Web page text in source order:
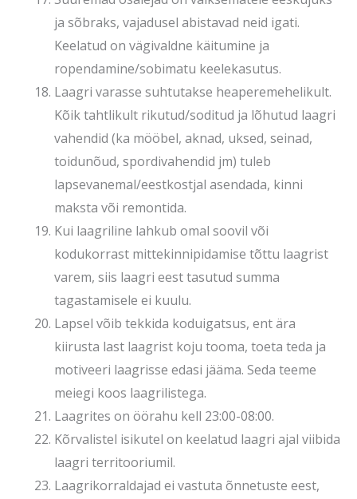
ja sõbraks, vajadusel abistavad neid igati.
Keelatud on vägivaldne käitumine ja
ropendamine/sobimatu keelekasutus.
Laagri varasse suhtutakse heaperemehelikult.
Kõik tahtlikult rikutud/soditud ja lõhutud laagri
vahendid (ka mööbel, aknad, uksed, seinad,
toidunõud, spordivahendid jm) tuleb
lapsevanemal/eestkostjal asendada, kinni
maksta või remontida.
Kui laagriline lahkub omal soovil või
kodukorrast mittekinnipidamise tõttu laagrist
varem, siis laagri eest tasutud summa
tagastamisele ei kuulu.
Lapsel võib tekkida koduigatsus, ent ära
kiirusta last laagrist koju tooma, toeta teda ja
motiveeri laagrisse edasi jääma. Seda teeme
meiegi koos laagrilistega.
Laagrites on öörahu kell 23:00-08:00.
Kõrvalistel isikutel on keelatud laagri ajal viibida
laagri territooriumil.
Laagrikorraldajad ei vastuta õnnetuste eest,